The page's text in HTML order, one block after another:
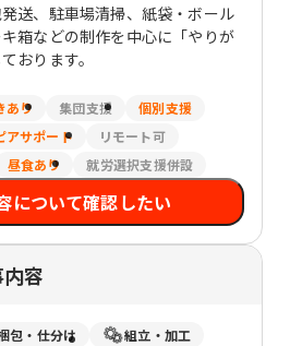
送、駐車場清掃、紙袋・ボール
箱などの制作を中心に「やりが
おります。
あり 集団支援
個別支援
アサポート
リモート可
昼食あり 就労選択支援併設
について確認したい
容
包・仕分け
組立・加工